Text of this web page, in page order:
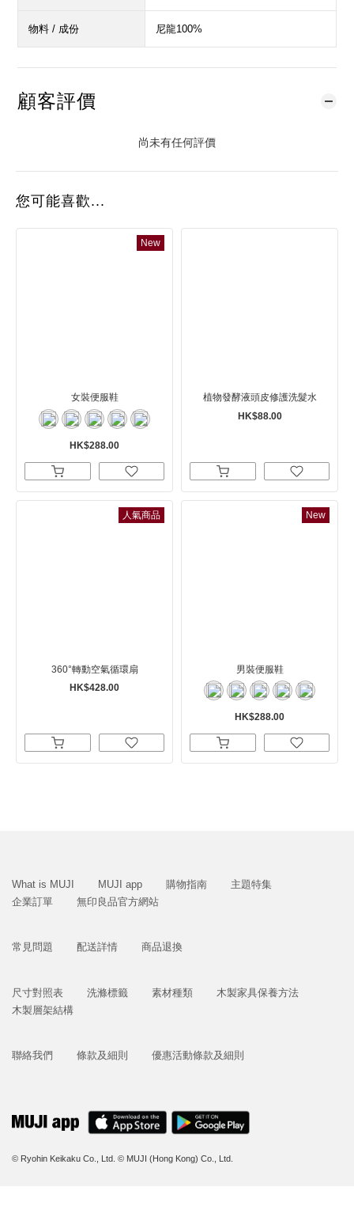
物料 / 成份 尼龍100%
顧客評價
尚未有任何評價
您可能喜歡...
New
女裝便服鞋
HK$288.00
植物發酵液頭皮修護洗髮水
HK$88.00
人氣商品
360°轉動空氣循環扇
HK$428.00
New
男裝便服鞋
HK$288.00
What is MUJI MUJI app 購物指南
主題特集
企業訂單
無印良品官方網站
常見問題 配送詳情 商品退換
尺寸對照表 洗滌標籤 素材種類
木製家具保養方法
木製層架結構
聯絡我們 條款及細則 優惠活動條款及細則
© Ryohin Keikaku Co., Ltd. © MUJI (Hong Kong) Co., Ltd.